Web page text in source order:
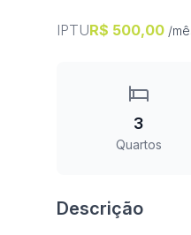
IPTUR$ 500,00 /
3
Quartos
Descrição